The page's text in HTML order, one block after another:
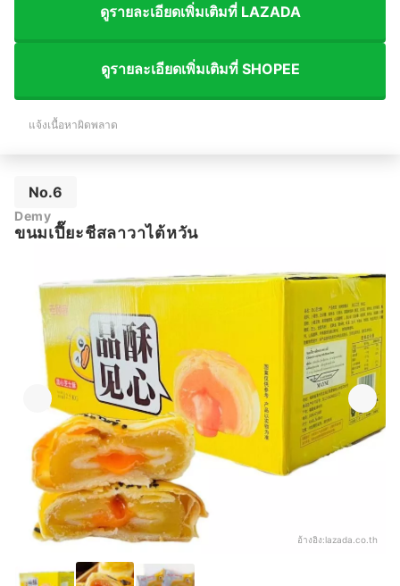
ดูรายละเอียดเพิ่มเติมที่ LAZADA
ดูรายละเอียดเพิ่มเติมที่ SHOPEE
แจ้งเนื้อหาผิดพลาด
No.6
Demy
ขนมเปี๊ยะชีสลาวาไต้หวัน
อ้างอิง:lazada.co.th